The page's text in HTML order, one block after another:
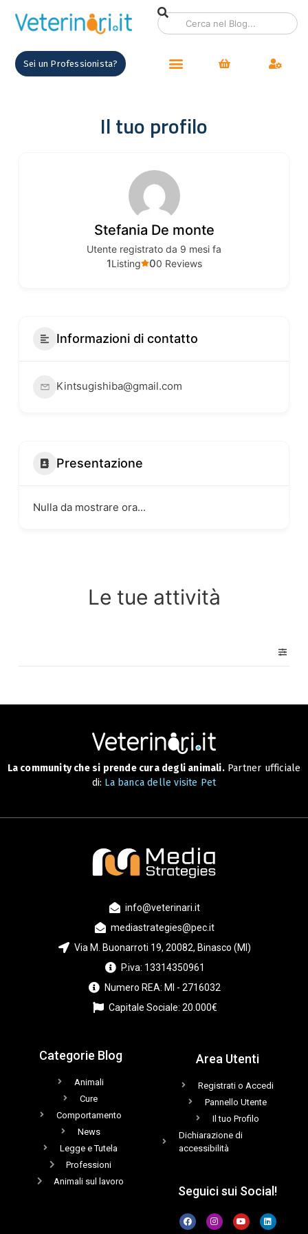
Sei un Professionista?
Il tuo profilo
Stefania De monte
Utente registrato da 9 mesi fa
00 Reviews
1Listing
Informazioni di contatto
Kintsugishiba@gmail.com
Presentazione
Nulla da mostrare ora...
Le tue attività
La community che si prende cura degli animali.Partner ufficiale
di: La banca delle visite Pet
info@veterinari.it
mediastrategies@pec.it
Via M. Buonarroti 19, 20082, Binasco (MI)
P.iva: 13314350961
Numero REA: MI - 2716032
Capitale Sociale: 20.000€
Categorie Blog
Animali
Cure
Comportamento
News
Legge e Tutela
Professioni
Animali sul lavoro
Area Utenti
Registrati o Accedi
Pannello Utente
Il tuo Profilo
Dichiarazione di
accessibilità
Seguici sui Social!